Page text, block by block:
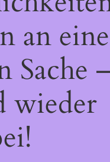
an
Sache
wieder